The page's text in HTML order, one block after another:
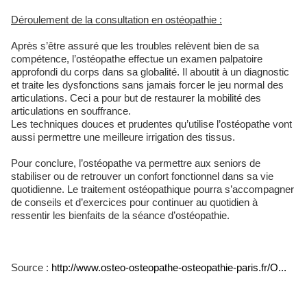
Déroulement de la consultation en ostéopathie :
Après s’être assuré que les troubles relèvent bien de sa
compétence, l’ostéopathe effectue un examen palpatoire
approfondi du corps dans sa globalité. Il aboutit à un diagnostic
et traite les dysfonctions sans jamais forcer le jeu normal des
articulations. Ceci a pour but de restaurer la mobilité des
articulations en souffrance.
Les techniques douces et prudentes qu’utilise l’ostéopathe vont
aussi permettre une meilleure irrigation des tissus.
Pour conclure, l’ostéopathe va permettre aux seniors de
stabiliser ou de retrouver un confort fonctionnel dans sa vie
quotidienne. Le traitement ostéopathique pourra s’accompagner
de conseils et d’exercices pour continuer au quotidien à
ressentir les bienfaits de la séance d’ostéopathie.
Source : http://www.osteo-osteopathe-osteopathie-paris.fr/O...